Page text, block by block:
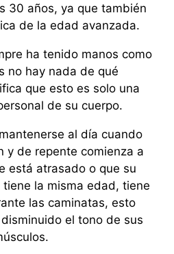
30 años, ya que también
de la edad avanzada.
ha tenido manos como
no hay nada de qué
que esto es solo una
de su cuerpo.
al día cuando
y de repente comienza a
está atrasado o que su
la misma edad, tiene
las caminatas, esto
el tono de sus